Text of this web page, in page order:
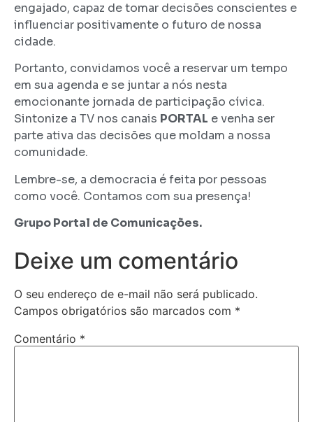
engajado, capaz de tomar decisões conscientes e
influenciar positivamente o futuro de nossa
cidade.
Portanto, convidamos você a reservar um tempo
em sua agenda e se juntar a nós nesta
emocionante jornada de participação cívica.
Sintonize a TV nos canais PORTAL e venha ser
parte ativa das decisões que moldam a nossa
comunidade.
Lembre-se, a democracia é feita por pessoas
como você. Contamos com sua presença!
Grupo Portal de Comunicações.
Deixe um comentário
O seu endereço de e-mail não será publicado.
Campos obrigatórios são marcados com *
Comentário *